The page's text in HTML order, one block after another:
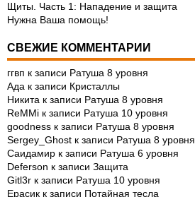
Щиты. Часть 1: Нападение и защита
Нужна Ваша помощь!
СВЕЖИЕ КОММЕНТАРИИ
ггвп к записи Ратуша 8 уровня
Ада к записи Кристаллы
Никита к записи Ратуша 8 уровня
ReMMi к записи Ратуша 10 уровня
goodness к записи Ратуша 8 уровня
Sergey_Ghost к записи Ратуша 8 уровня
Саидамир к записи Ратуша 6 уровня
Deferson к записи Защита
Gitl3r к записи Ратуша 10 уровня
Ерасик к записи Потайная тесла